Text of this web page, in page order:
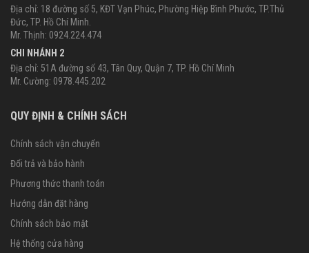
Địa chỉ: 18 đường số 5, KĐT Vạn Phúc, Phường Hiệp Bình Phước, TP.Thủ
Đức, TP. Hồ Chí Minh.
Mr. Thịnh: 0924.224.474
CHI NHÁNH 2
Địa chỉ: 51A đường số 43, Tân Quy, Quận 7, TP. Hồ Chí Minh
Mr. Cường: 0978.445.202
QUY ĐỊNH & CHÍNH SÁCH
Chính sách vận chuyển
Đổi trả và bảo hành
Phương thức thanh toán
Hướng dẫn đặt hàng
Chính sách bảo mật
Hệ thống cửa hàng